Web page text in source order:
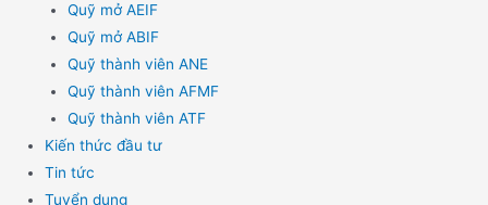
Quỹ mở AEIF
Quỹ mở ABIF
Quỹ thành viên ANE
Quỹ thành viên AFMF
Quỹ thành viên ATF
Kiến thức đầu tư
Tin tức
Tuyển dụng